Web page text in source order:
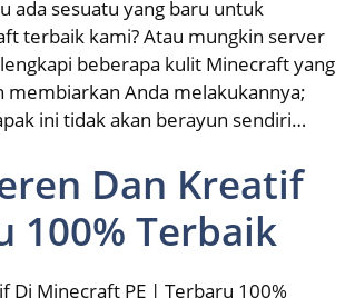
ada sesuatu yang baru untuk
terbaik kami? Atau mungkin server
beberapa kulit Minecraft yang
membiarkan Anda melakukannya;
ini tidak akan berayun sendiri…
Dan Kreatif
100% Terbaik
Di Minecraft PE | Terbaru 100%